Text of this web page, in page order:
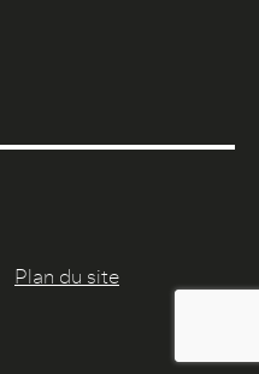
Plan du site